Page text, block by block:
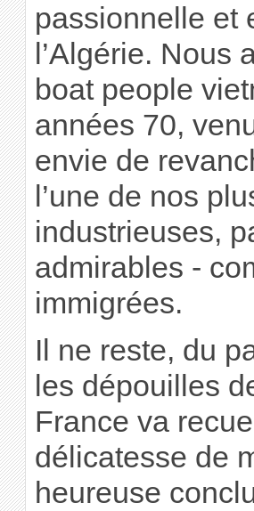
passionnelle et
l’Algérie. Nous
boat people
années 70,
envie de
l’une de nos
industrieuses,
admirables -
immigrées.
Il ne reste, du
les dépouilles
France va
délicatesse de
heureuse